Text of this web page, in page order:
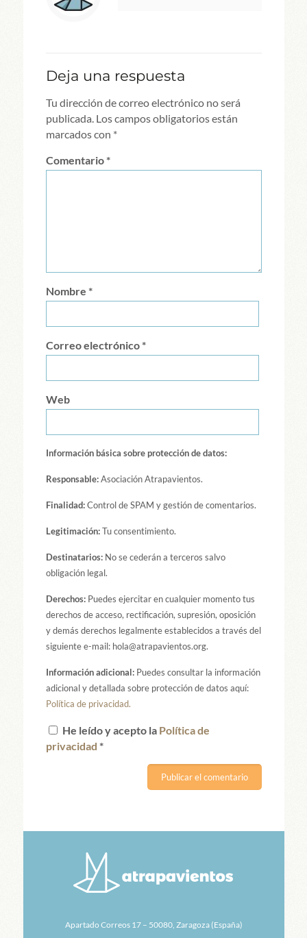
Deja una respuesta
Tu dirección de correo electrónico no será
publicada. Los campos obligatorios están
marcados con *
Comentario*
Nombre *
Correo electrónico*
Web
Información básica sobre protección de datos:
Responsable:Asociación Atrapavientos.
Finalidad:Control de SPAM y gestión de comentarios.
Legitimación:Tu consentimiento.
Destinatarios:No se cederán a terceros salvo
obligación legal.
Derechos:Puedes ejercitar en cualquier momento tus
derechos de acceso, rectificación, supresión, oposición
y demás derechos legalmente establecidos a través del
siguiente e-mail: hola@atrapavientos.org.
Información adicional:Puedes consultar la información
adicional y detallada sobre protección de datos aquí:
Política de privacidad.
He leído y acepto la Política de
privacidad *
Apartado Correos 17 – 50080, Zaragoza (España)